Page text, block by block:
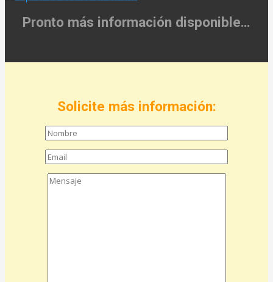
Pronto más información disponible…
Solicite más información: